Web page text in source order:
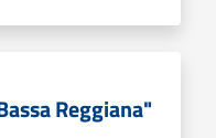
Reggiana"